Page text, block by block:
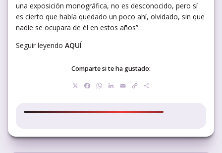
una exposición monográfica, no es desconocido, pero sí
es cierto que había quedado un poco ahí, olvidado, sin que
nadie se ocupara de él en estos años”.
Seguir leyendo AQUÍ
Comparte si te ha gustado:
Facebook
WhatsApp
LinkedIn
EmailCopy